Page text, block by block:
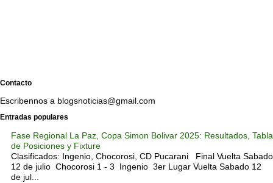
Contacto
Escribennos a blogsnoticias@gmail.com
Entradas populares
Fase Regional La Paz, Copa Simon Bolivar 2025: Resultados, Tabla
de Posiciones y Fixture
Clasificados: Ingenio, Chocorosi, CD Pucarani Final Vuelta Sabado
12 de julio Chocorosi 1 - 3 Ingenio 3er Lugar Vuelta Sabado 12
de jul...